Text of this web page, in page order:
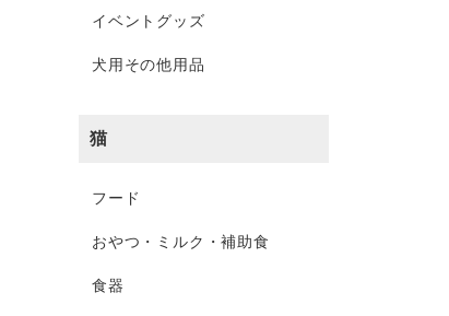
イベントグッズ
犬用その他用品
猫
フード
おやつ・ミルク・補助食
食器